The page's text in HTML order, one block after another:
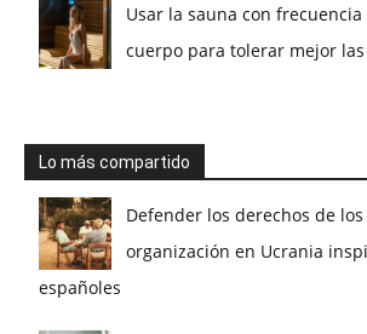
Usar la sauna con
cuerpo para tolerar mejor
Lo más compartido
Defender los derechos de
organización en Ucrania
españoles